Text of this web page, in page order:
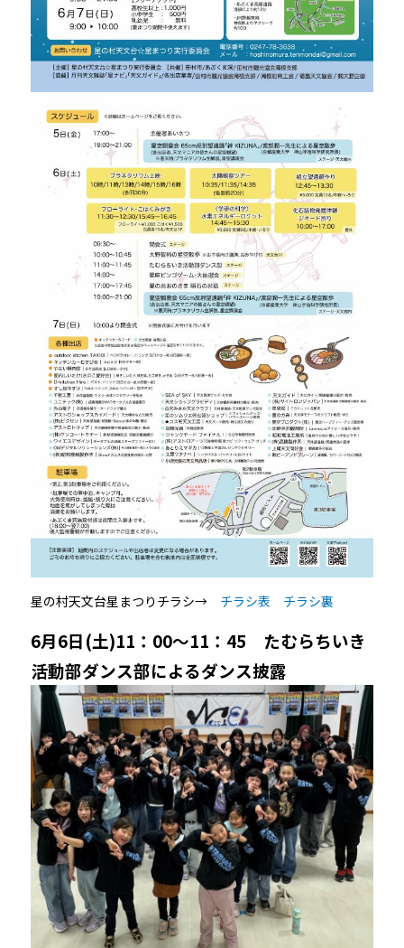
星の村天文台星まつりチラシ→ チラシ表 チラシ裏
6月6日(土)11：00～11：45 たむらちいき
活動部ダンス部によるダンス披露